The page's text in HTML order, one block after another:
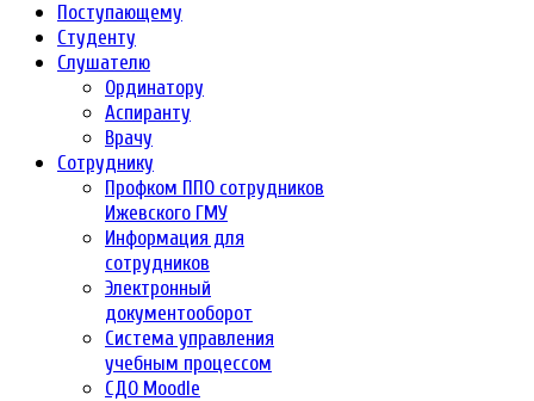
Поступающему
Студенту
Слушателю
Ординатору
Аспиранту
Врачу
Сотруднику
Профком ППО сотрудников
Ижевского ГМУ
Информация для
сотрудников
Электронный
документооборот
Система управления
учебным процессом
СДО Moodle